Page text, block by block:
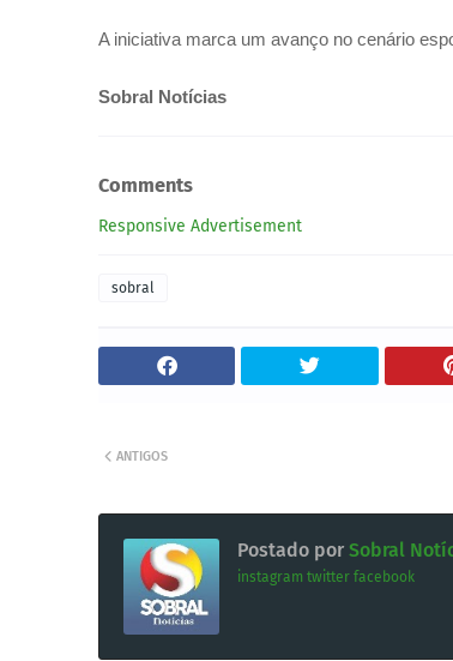
A iniciativa marca um avanço no cenário
Sobral Notícias
Comments
Responsive Advertisement
sobral
ANTIGOS
Postado por Sobral
instagram twitter facebook